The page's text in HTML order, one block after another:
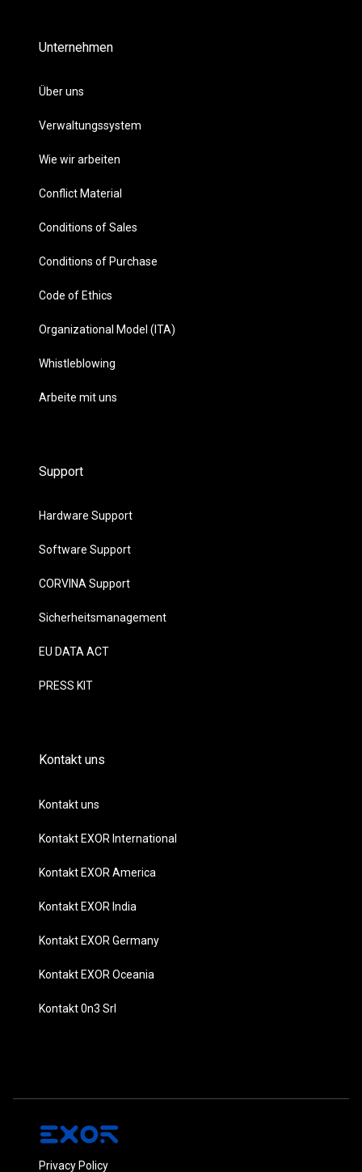
Unternehmen
Über uns
Verwaltungssystem
Wie wir arbeiten
Conflict Material
Conditions of Sales
Conditions of Purchase
Code of Ethics
Organizational Model (ITA)
Whistleblowing
Arbeite mit uns
Support
Hardware Support
Software Support
CORVINA Support
Sicherheitsmanagement
EU DATA ACT
PRESS KIT
Kontakt uns
Kontakt uns
Kontakt EXOR International
Kontakt EXOR America
Kontakt EXOR India
Kontakt EXOR Germany
Kontakt EXOR Oceania
Kontakt 0n3 Srl
Privacy Policy